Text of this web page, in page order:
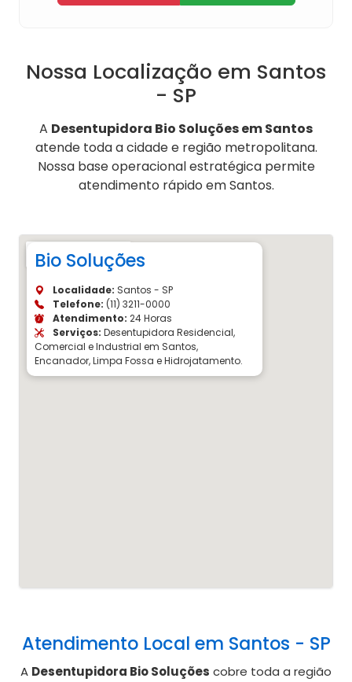
Nossa Localização em Santos
- SP
A Desentupidora Bio Soluções em Santos
atende toda a cidade e região metropolitana.
Nossa base operacional estratégica permite
atendimento rápido em Santos.
Bio Soluções
Localidade: Santos - SP
Telefone: (11) 3211-0000
Atendimento: 24 Horas
Serviços: Desentupidora Residencial,
Comercial e Industrial em Santos,
Encanador, Limpa Fossa e Hidrojatamento.
Atendimento Local em Santos - SP
A Desentupidora Bio Soluções cobre toda a região